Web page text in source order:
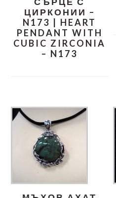
ЦИРКОНИИ –
N173 | HEART
PENDANT WITH
CUBIC ZIRCONIA
– N173